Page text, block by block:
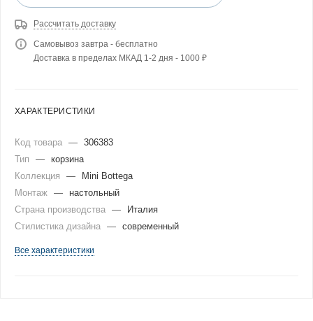
Рассчитать доставку
Самовывоз завтра - бесплатно
Доставка в пределах МКАД 1-2 дня - 1000 ₽
ХАРАКТЕРИСТИКИ
Код товара — 306383
Тип
— корзина
Коллекция
—
Mini Bottega
Монтаж —
настольный
Страна производства —
Италия
Стилистика дизайна — современный
Все характеристики